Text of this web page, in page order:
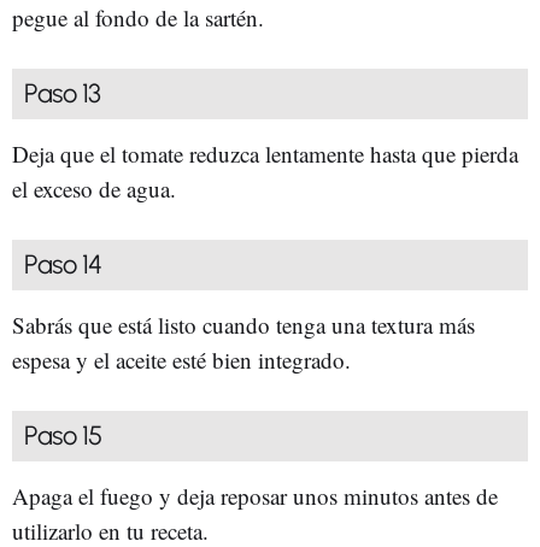
pegue al fondo de la sartén.
Paso 13
Deja que el tomate reduzca lentamente hasta que pierda
el exceso de agua.
Paso 14
Sabrás que está listo cuando tenga una textura más
espesa y el aceite esté bien integrado.
Paso 15
Apaga el fuego y deja reposar unos minutos antes de
utilizarlo en tu receta.